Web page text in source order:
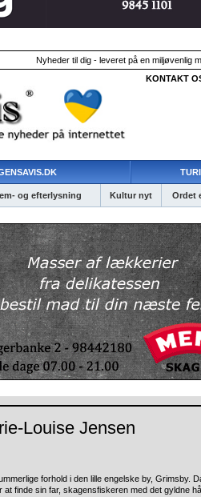
Nyheder til dig - leveret på en miljøvenlig
KONTAKT
og efterlysning Kultur nyt Ordet
Louise Jensen
forhold i den lille engelske by, Grimsby.
finde sin far, skagensfiskeren med det gyldne